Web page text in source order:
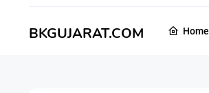
BKGUJARAT.COM Home